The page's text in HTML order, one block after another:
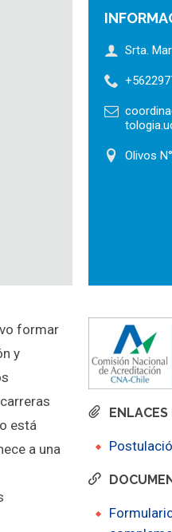
Srta.
Olivos
formar
y
está
a una